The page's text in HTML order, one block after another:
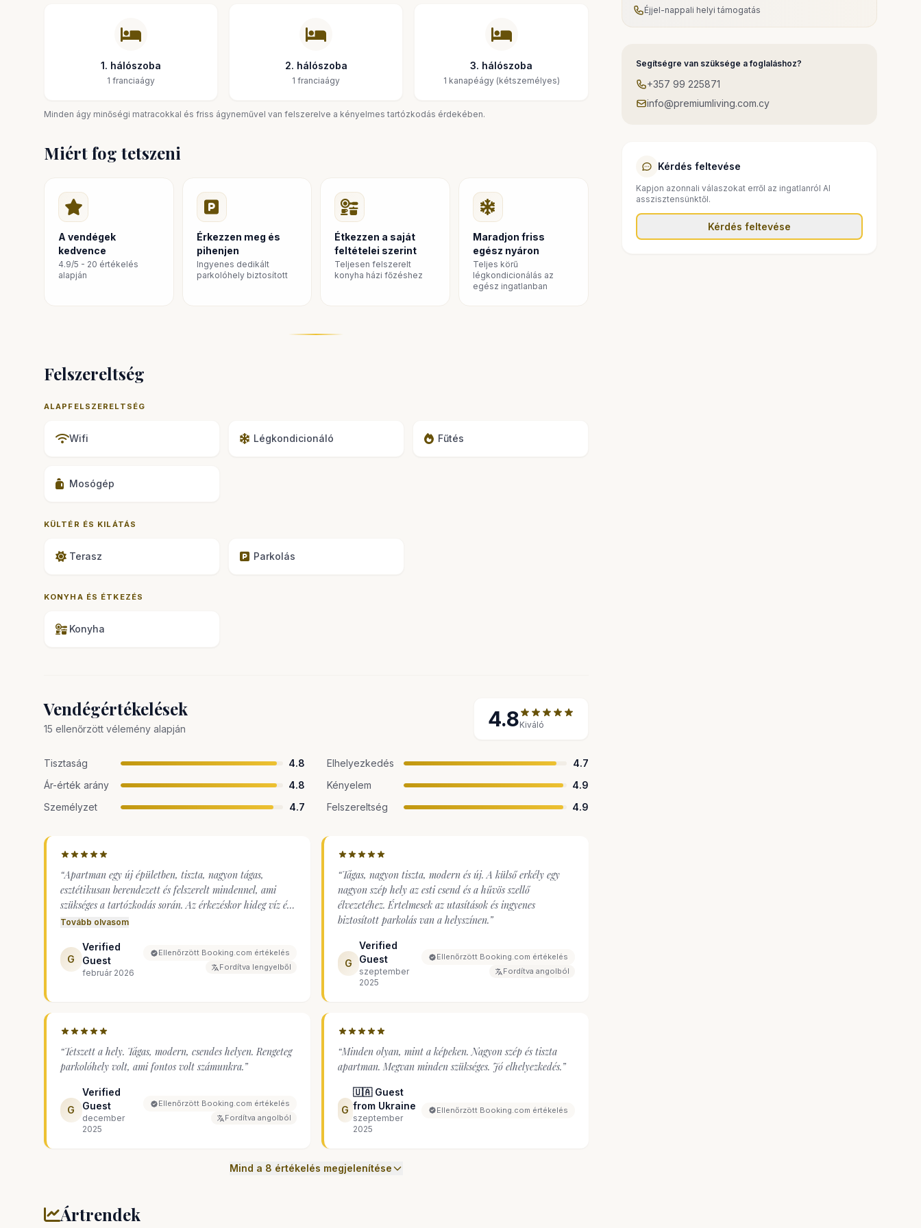
24/7-es telefonos támogatás a vendégek számára
Éttermek, kávézók és boltok veszik körül
Közel Limassol városközpontjához, parkokhoz és szabadtéri tevékenységekhez
Foglalja le tartózkodását még ma, és tapasztalja meg Limassol legjavát - a strand lépésnyire van, és minden, amire
1. hálószoba
1 franciaágy
2. hálószoba
1 franciaágy
3. hálószoba
1 kanapéágy (kétszemélyes)
Minden ágy minőségi matracokkal és friss ágyneművel van felszerelve a kényelmes tartózkodás érdekében.
Miért fog tetszeni
A vendégek
kedvence
4.9/5 - 20 értékelés
alapján
Érkezzen meg és
pihenjen
Ingyenes dedikált
parkolóhely biztosított
Étkezzen a saját
feltételei szerint
Teljesen felszerelt
konyha házi főzéshez
Maradjon friss
egész nyáron
Teljes körű
légkondicionálás az
egész ingatlanban
Felszereltség
ALAPFELSZERELTSÉG
Wifi Légkondicionáló Fűtés
Mosógép
KÜLTÉR ÉS KILÁTÁS
Terasz Parkolás
KONYHA ÉS ÉTKEZÉS
Konyha
Vendégértékelések
15 ellenőrzött vélemény alapján 4.8Kiváló
Tisztaság 4.8 Elhelyezkedés
4.7
Ár-érték arány
4.8 Kényelem
4.9
Személyzet
4.7 Felszereltség 4.9
“Apartman egy új épületben, tiszta, nagyon tágas,
esztétikusan berendezett és felszerelt mindennel, ami
szükséges a tartózkodás során. Az érkezéskor hideg víz és
egy kis édesség-készlet kávéval. Nagyon szép és nagy
szupermarkethez és helyi kocsmákhoz. Csendes és
nyugodt hely, új apartmanokkal körülvéve. Nagyon
Tovább olvasom
G
Verified
Guest
február 2026
Ellenőrzött Booking.com értékelés
Fordítva lengyelből
“Tágas, nagyon tiszta, modern és új. A külső erkély egy
nagyon szép hely az esti csend és a hűvös szellő
élvezetéhez. Értelmesek az utasítások és ingyenes
biztosított parkolás van a helyszínen.”
G
Verified
Guest
szeptember
2025
Ellenőrzött Booking.com értékelés
Fordítva angolból
“Tetszett a hely. Tágas, modern, csendes helyen. Rengeteg
parkolóhely volt, ami fontos volt számunkra.”
G
Verified
Guest
december
2025
Ellenőrzött Booking.com értékelés
Fordítva angolból
“Minden olyan, mint a képeken. Nagyon szép és tiszta
apartman. Megvan minden szükséges. Jó elhelyezkedés.”
G
🇺🇦 Guest
from Ukraine
szeptember
2025
Ellenőrzött Booking.com értékelés
Mind a 8 értékelés megjelenítése
Ártrendek
Éjjel-nappali helyi támogatás
Segítségre van szüksége a foglaláshoz?
+357 99 225871
info@premiumliving.com.cy
Kérdés feltevése
Kapjon azonnali válaszokat erről az ingatlanról AI
asszisztensünktől.
Kérdés feltevése